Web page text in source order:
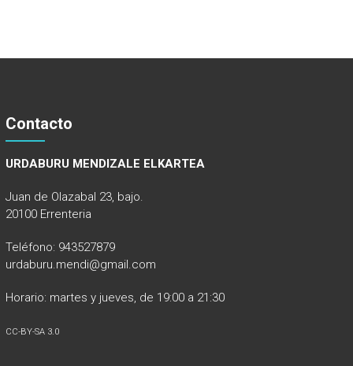
Contacto
URDABURU MENDIZALE ELKARTEA
Juan de Olazabal 23, bajo.
20100 Errenteria
Teléfono: 943527879
urdaburu.mendi@gmail.com
Horario: martes y jueves, de 19:00 a 21:30
CC-BY-SA 3.0